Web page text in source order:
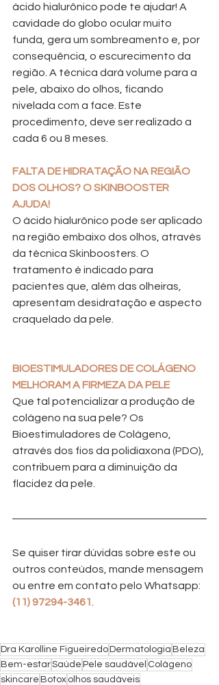
ácido hialurônico pode te ajudar! A
cavidade do globo ocular muito
funda, gera um sombreamento e, por
consequência, o escurecimento da
região. A técnica dará volume para a
pele, abaixo do olhos, ficando
nivelada com a face. Este
procedimento, deve ser realizado a
cada 6 ou 8 meses.
FALTA DE HIDRATAÇÃO NA REGIÃO
DOS OLHOS? O SKINBOOSTER
AJUDA!
O ácido hialurônico pode ser aplicado
na região embaixo dos olhos, através
da técnica Skinboosters. O
tratamento é indicado para
pacientes que, além das olheiras,
apresentam desidratação e aspecto
craquelado da pele.
BIOESTIMULADORES DE COLÁGENO
MELHORAM A FIRMEZA DA PELE
Que tal potencializar a produção de
colágeno na sua pele? Os
Bioestimuladores de Colágeno,
através dos fios da polidiaxona (PDO),
contribuem para a diminuição da
flacidez da pele.
Se quiser tirar dúvidas sobre este ou
outros conteúdos, mande mensagem
ou entre em contato pelo Whatsapp:
(11) 97294-3461
Dra Karolline Figueiredo Dermatologia Beleza
Bem-estarSaúde Pele saudável Colágeno
skincare Botox olhos saudáveis